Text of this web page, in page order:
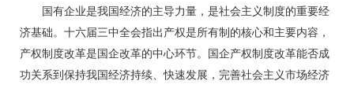
国有企业是我国经济的主导力量，是社会主义制度的重要经
济基础。十六届三中全会指出产权是所有制的核心和主要内容，
产权制度改革是国企改革的中心环节。国企产权制度改革能否成
功关系到保持我国经济持续、快速发展，完善社会主义市场经济